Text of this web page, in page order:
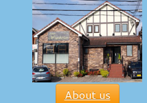
About us